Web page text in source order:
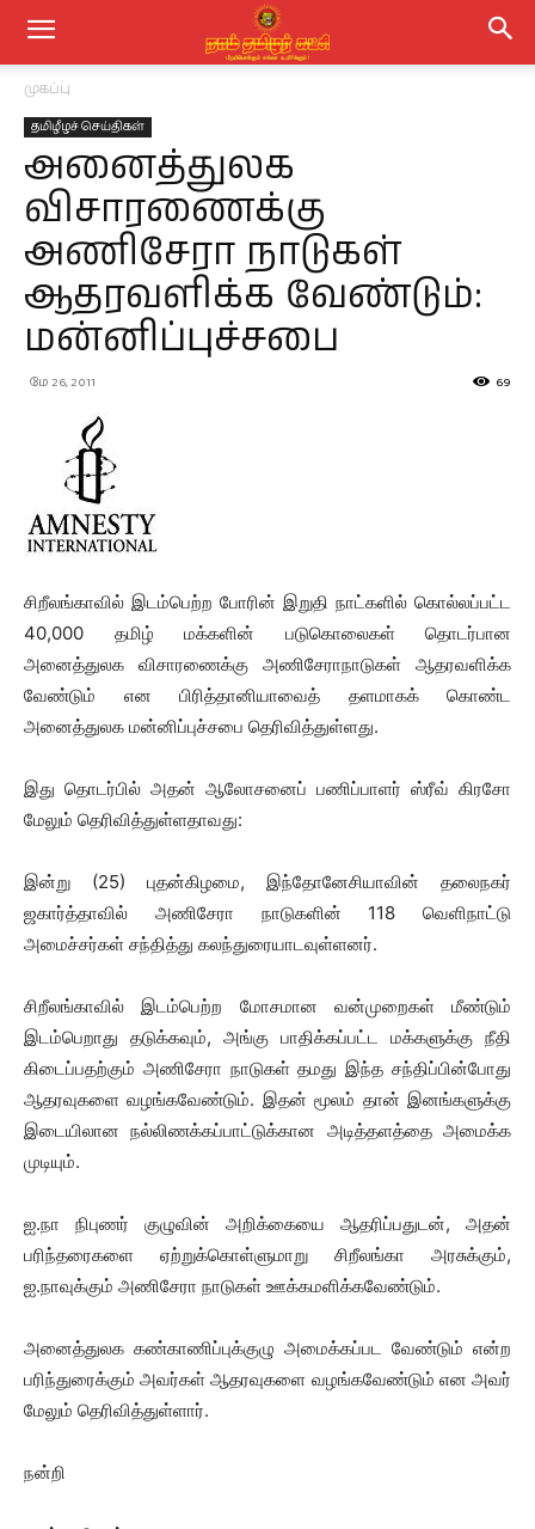
முகப்பு
தமிழீழச் செய்திகள்
அனைத்துலக
விசாரணைக்கு
அணிசேரா நாடுகள்
ஆதரவளிக்க வேண்டும்:
மன்னிப்புச்சபை
மே 26, 2011 69
சிறீலங்காவில் இடம்பெற்ற போரின் இறுதி நாட்களில் கொல்லப்பட்ட
40,000 தமிழ் மக்களின் படுகொலைகள் தொடர்பான
அனைத்துலக விசாரணைக்கு அணிசேராநாடுகள் ஆதரவளிக்க
வேண்டும் என பிரித்தானியாவைத் தளமாகக் கொண்ட
அனைத்துலக மன்னிப்புச்சபை தெரிவித்துள்ளது.
இது தொடர்பில் அதன் ஆலோசனைப் பணிப்பாளர் ஸ்ரீவ் கிரசோ
மேலும் தெரிவித்துள்ளதாவது:
இன்று (25) புதன்கிழமை, இந்தோனேசியாவின் தலைநகர்
ஜகார்த்தாவில் அணிசேரா நாடுகளின் 118 வெளிநாட்டு
அமைச்சர்கள் சந்தித்து கலந்துரையாடவுள்ளனர்.
சிறீலங்காவில் இடம்பெற்ற மோசமான வன்முறைகள் மீண்டும்
இடம்பெறாது தடுக்கவும், அங்கு பாதிக்கப்பட்ட மக்களுக்கு நீதி
கிடைப்பதற்கும் அணிசேரா நாடுகள் தமது இந்த சந்திப்பின்போது
ஆதரவுகளை வழங்கவேண்டும். இதன் மூலம் தான் இனங்களுக்கு
இடையிலான நல்லிணக்கப்பாட்டுக்கான அடித்தளத்தை அமைக்க
முடியும்.
ஐ.நா நிபுணர் குழுவின் அறிக்கையை ஆதரிப்பதுடன், அதன்
பரிந்தரைகளை ஏற்றுக்கொள்ளுமாறு சிறீலங்கா அரசுக்கும்,
ஐ.நாவுக்கும் அணிசேரா நாடுகள் ஊக்கமளிக்கவேண்டும்.
அனைத்துலக கண்காணிப்புக்குழு அமைக்கப்பட வேண்டும் என்ற
பரிந்துரைக்கும் அவர்கள் ஆதரவுகளை வழங்கவேண்டும் என அவர்
மேலும் தெரிவித்துள்ளார்.
நன்றி